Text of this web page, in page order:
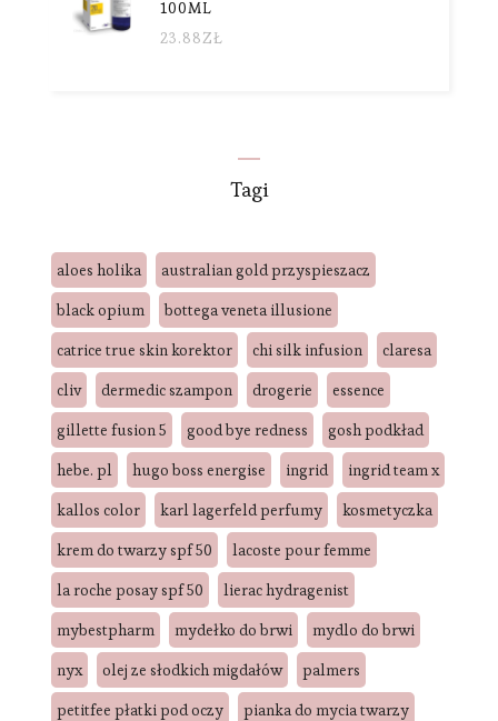
100ML
23.88ZŁ
Tagi
aloes holika
australian gold przyspieszacz
black opium
bottega veneta illusione
catrice true skin korektor
chi silk infusion
claresa
cliv
dermedic szampon drogerie
essence
gillette fusion 5
good bye redness
gosh podkład
hebe. pl
hugo boss energise ingrid
ingrid team x
kallos color
karl lagerfeld perfumy
kosmetyczka
krem do twarzy spf 50
lacoste pour femme
la roche posay spf 50
lierac hydragenist
mybestpharm
mydełko do brwi
mydlo do brwi
nyx
olej ze słodkich migdałów
palmers
petitfee płatki pod oczy
pianka do mycia twarzy